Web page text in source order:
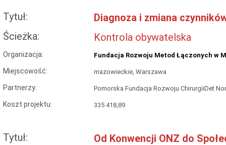
Tytuł:
Diagnoza i zmiana
Ścieżka:
Kontrola obywatelska
Organizacja: Fundacja Rozwoju Metod Łączonych w
Miejscowość: mazowieckie, Warszawa
Partnerzy: Pomorska Fundacja Rozwoju ChirurgiiDet
Koszt projektu: 335 418,89
Tytuł:
Od Konwencji ONZ do